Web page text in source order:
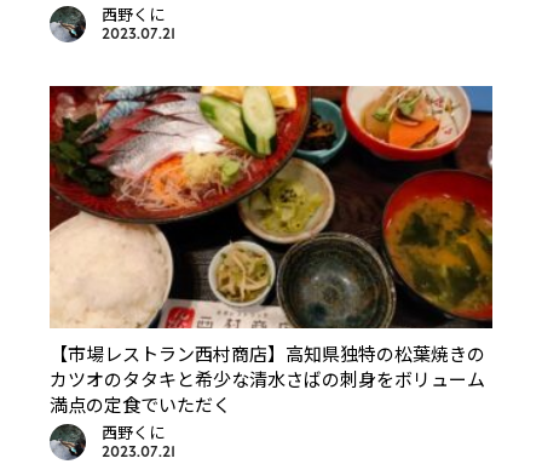
西野くに
2023.07.21
【市場レストラン西村商店】高知県独特の松葉焼きの
カツオのタタキと希少な清水さばの刺身をボリューム
満点の定食でいただく
西野くに
2023.07.21